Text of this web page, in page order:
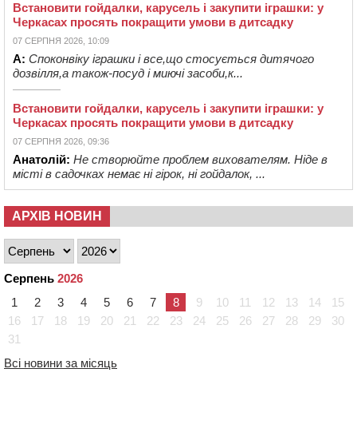
Встановити гойдалки, карусель і закупити іграшки: у
Черкасах просять покращити умови в дитсадку
07 СЕРПНЯ 2026, 10:09
А: Споконвіку іграшки і все,що стосується дитячого
дозвілля,а також-посуд і миючі засоби,к...
Встановити гойдалки, карусель і закупити іграшки: у
Черкасах просять покращити умови в дитсадку
07 СЕРПНЯ 2026, 09:36
Анатолій: Не створюйте проблем вихователям. Ніде в
місті в садочках немає ні гірок, ні гойдалок, ...
АРХІВ НОВИН
Серпень 2026
1
2 3 4 5 6 7 8 9 10 11 12 13 14
15
16
17 18 19 20 21 22 23 24 25 26 27 28 29
30
31
Всі новини за місяць